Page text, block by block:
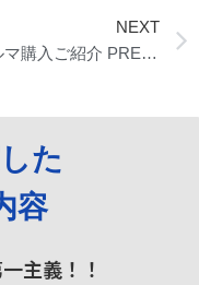
NEXT
おクルマ購入ご紹介 PRESENT!
た
容
主義！！